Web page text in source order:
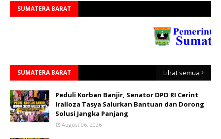
SUMATERA BARAT
SUMATERA BARAT Lihat semua
Peduli Korban Banjir, Senator DPD RI Cerint
Iralloza Tasya Salurkan Bantuan dan Dorong
Solusi Jangka Panjang
August 06, 2026